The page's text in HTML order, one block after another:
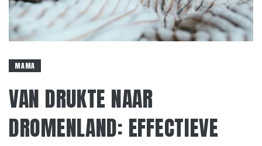
MAMA
VAN DRUKTE NAAR
DROMENLAND: EFFECTIEVE